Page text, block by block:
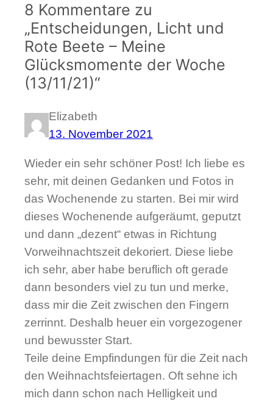
8 Kommentare zu
„Entscheidungen, Licht und
Rote Beete – Meine
Glücksmomente der Woche
(13/11/21)“
Elizabeth
13. November 2021
Wieder ein sehr schöner Post! Ich liebe es
sehr, mit deinen Gedanken und Fotos in
das Wochenende zu starten. Bei mir wird
dieses Wochenende aufgeräumt, geputzt
und dann „dezent“ etwas in Richtung
Vorweihnachtszeit dekoriert. Diese liebe
ich sehr, aber habe beruflich oft gerade
dann besonders viel zu tun und merke,
dass mir die Zeit zwischen den Fingern
zerrinnt. Deshalb heuer ein vorgezogener
und bewusster Start.
Teile deine Empfindungen für die Zeit nach
den Weihnachtsfeiertagen. Oft sehne ich
mich dann schon nach Helligkeit und